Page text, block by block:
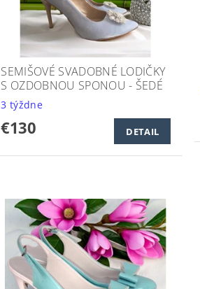
SEMIŠOVÉ SVADOBNÉ LODIČKY
S OZDOBNOU SPONOU - ŠEDÉ
3 týždne
€130 DETAIL